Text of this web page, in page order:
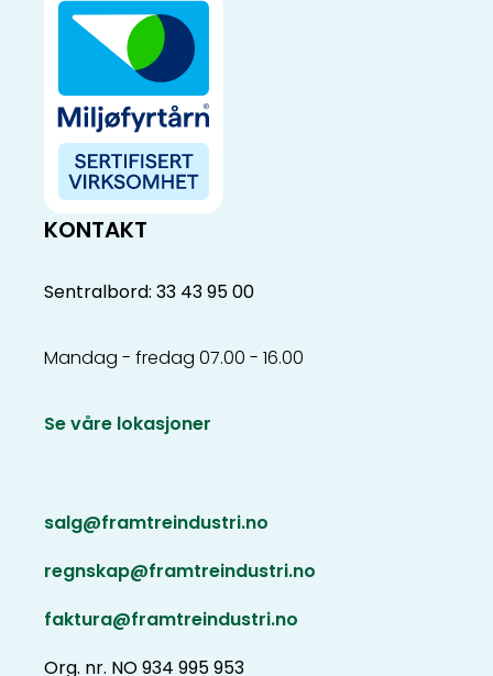
KONTAKT
Sentralbord: 33 43 95 00
Mandag - fredag 07.00 - 16.00
Se våre lokasjoner
salg@framtreindustri.no
regnskap@framtreindustri.no
faktura@framtreindustri.no
Org. nr. NO 934 995 953